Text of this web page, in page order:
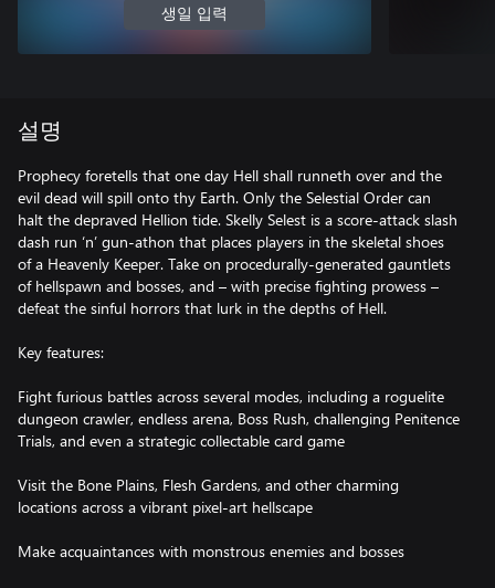
생일 입력
설명
Prophecy foretells that one day Hell shall runneth over and the
evil dead will spill onto thy Earth. Only the Selestial Order can
halt the depraved Hellion tide. Skelly Selest is a score-attack slash
dash run ‘n’ gun-athon that places players in the skeletal shoes
of a Heavenly Keeper. Take on procedurally-generated gauntlets
of hellspawn and bosses, and – with precise fighting prowess –
defeat the sinful horrors that lurk in the depths of Hell.
Key features:
Fight furious battles across several modes, including a roguelite
dungeon crawler, endless arena, Boss Rush, challenging Penitence
Trials, and even a strategic collectable card game
Visit the Bone Plains, Flesh Gardens, and other charming
locations across a vibrant pixel-art hellscape
Make acquaintances with monstrous enemies and bosses